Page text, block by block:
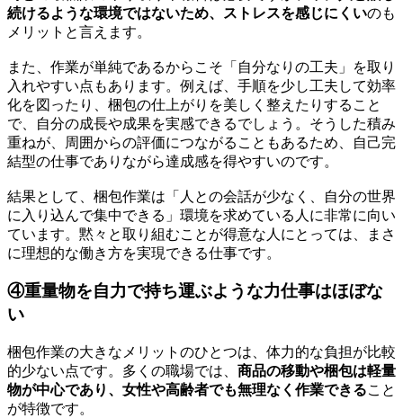
続けるような環境ではないため、ストレスを感じにくいのも
メリットと言えます。
また、作業が単純であるからこそ「自分なりの工夫」を取り
入れやすい点もあります。例えば、手順を少し工夫して効率
化を図ったり、梱包の仕上がりを美しく整えたりすること
で、自分の成長や成果を実感できるでしょう。そうした積み
重ねが、周囲からの評価につながることもあるため、自己完
結型の仕事でありながら達成感を得やすいのです。
結果として、梱包作業は「人との会話が少なく、自分の世界
に入り込んで集中できる」環境を求めている人に非常に向い
ています。黙々と取り組むことが得意な人にとっては、まさ
に理想的な働き方を実現できる仕事です。
④重量物を自力で持ち運ぶような力仕事はほぼな
い
梱包作業の大きなメリットのひとつは、体力的な負担が比較
的少ない点です。多くの職場では、 商品の移動や梱包は軽量
物が中心であり、女性や高齢者でも無理なく作業できること
が特徴です。